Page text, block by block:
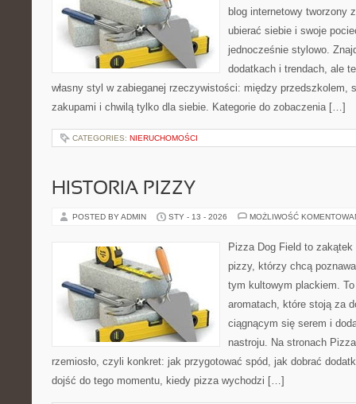
blog internetowy tworzony
ubierać siebie i swoje
jednocześnie stylowo.
dodatkach i trendach, ale
własny styl w zabieganej rzeczywistości: między przedszkolem,
zakupami i chwilą tylko dla siebie. Kategorie do zobaczenia […]
CATEGORIES: NIERUCHOMOŚCI
HISTORIA PIZZY
POSTED BY ADMIN STY - 13 - 2026 MOŻLIWOŚĆ
Pizza Dog Field to
pizzy, którzy chcą
tym kultowym plackiem.
aromatach, które stoją za
ciągnącym się serem i
nastroju. Na stronach
rzemiosło, czyli konkret: jak przygotować spód, jak dobrać
dojść do tego momentu, kiedy pizza wychodzi […]